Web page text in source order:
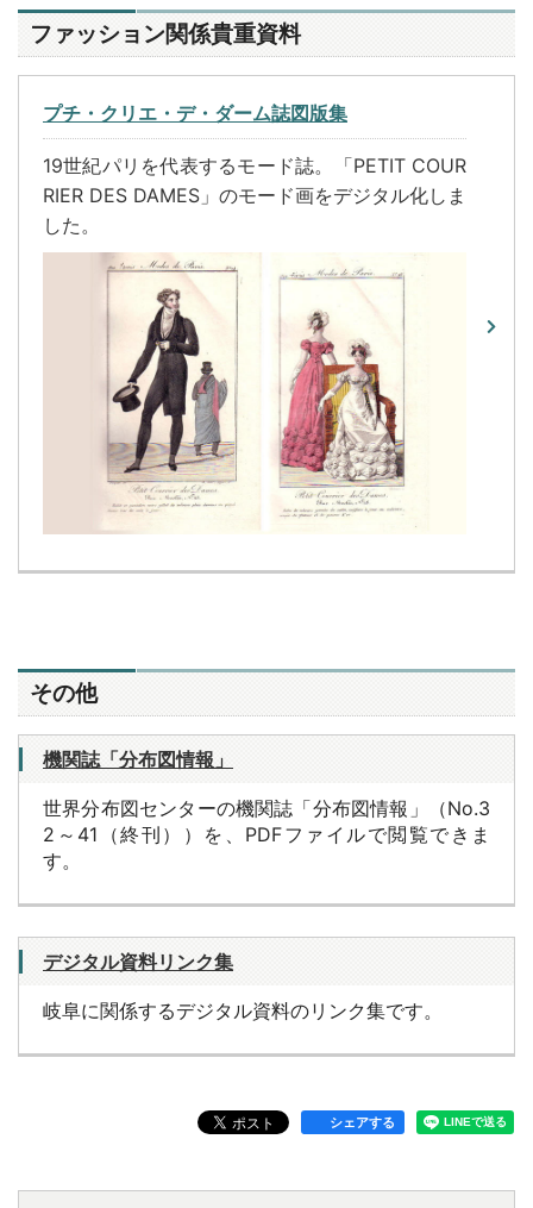
ファッション関係貴重資料
プチ・クリエ・デ・ダーム誌図版集
19世紀パリを代表するモード誌。「PETIT COUR
RIER DES DAMES」のモード画をデジタル化しま
した。
その他
機関誌「分布図情報」
世界分布図センターの機関誌「分布図情報」（No.3
2～41（終刊））を、PDFファイルで閲覧できま
す。
デジタル資料リンク集
岐阜に関係するデジタル資料のリンク集です。
シェアする